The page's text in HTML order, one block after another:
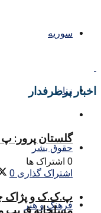
سوریه
زنان
حقوق بشر
فرهنگ و هنر
اخبار پرطرفدار
گلستان پرور:
0 اشتراک ها
اشتراک گذاری 0
پ.ک.ک و پژاک